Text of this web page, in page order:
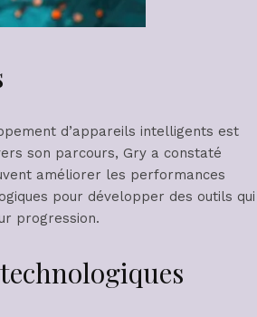
d’appareils intelligents est
son parcours, Gry a constaté
améliorer les performances
pour développer des outils qui
progression.